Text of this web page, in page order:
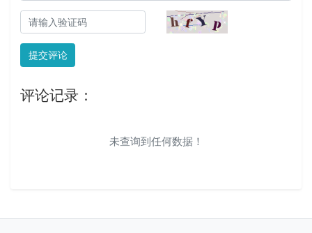
提交评论
评论记录：
未查询到任何数据！